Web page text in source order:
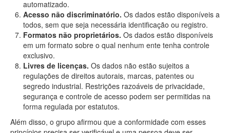
automatizado.
Acesso não discriminatório. Os dados estão disponíveis a
todos, sem que seja necessária identificação ou registro.
Formatos não proprietários. Os dados estão disponíveis
em um formato sobre o qual nenhum ente tenha controle
exclusivo.
Livres de licenças. Os dados não estão sujeitos a
regulações de direitos autorais, marcas, patentes ou
segredo industrial. Restrições razoáveis de privacidade,
segurança e controle de acesso podem ser permitidas na
forma regulada por estatutos.
Além disso, o grupo afirmou que a conformidade com esses